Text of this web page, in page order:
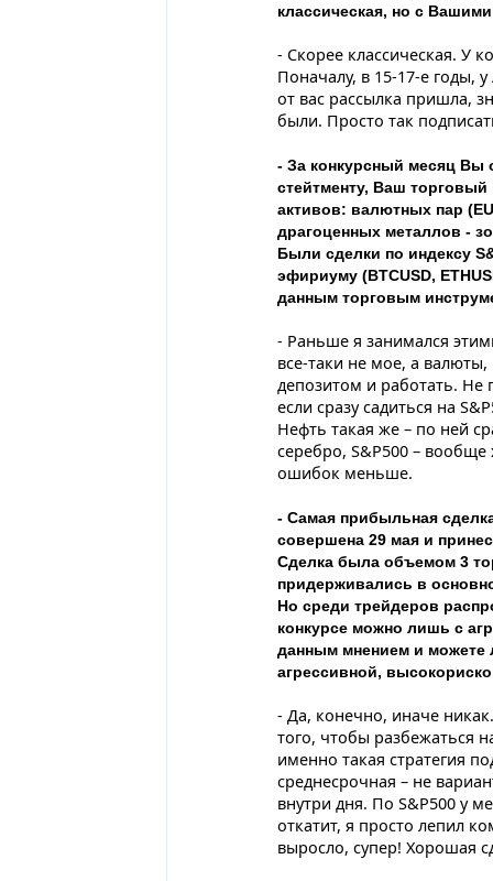
классическая, но с
- Скорее классическая. У
Поначалу, в 15-17-е годы,
от вас рассылка пришла,
были. Просто так
- За конкурсный месяц Вы
стейтменту, Ваш
активов: валютных пар
драгоценных металлов -
Были сделки по индексу
эфириуму (BTCUSD,
данным торговым
- Раньше я занимался
все-таки не мое, а
депозитом и работать. Не
если сразу садиться на
Нефть такая же – по ней
серебро, S&P500 –
ошибок меньше.
- Самая прибыльная
совершена 29 мая и
Сделка была объемом 3
придерживались в
Но среди трейдеров
конкурсе можно лишь с
данным мнением и можете
агрессивной,
- Да, конечно, иначе
того, чтобы разбежаться
именно такая стратегия
среднесрочная – не
внутри дня. По S&P500 у
откатит, я просто лепил
выросло, супер! Хорошая